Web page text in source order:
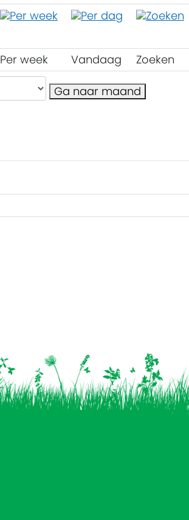
Per week Vandaag Zoeken
Ga naar maand